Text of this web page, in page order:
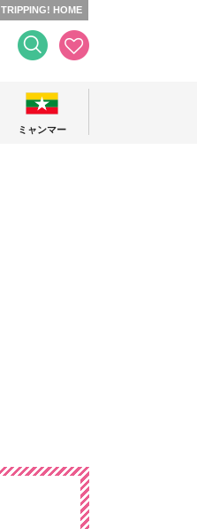
TRIPPING! HOME
ミャンマー